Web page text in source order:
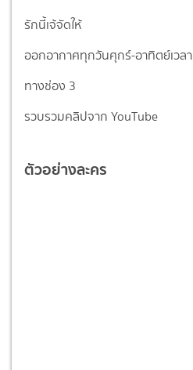
รักนี้เจ้จัดให้
ออกอากาศทุกวันศุกร์-อาทิตย์เวล
ทางช่อง 3
รวบรวมคลิปจาก YouTube
ตัวอย่างละคร